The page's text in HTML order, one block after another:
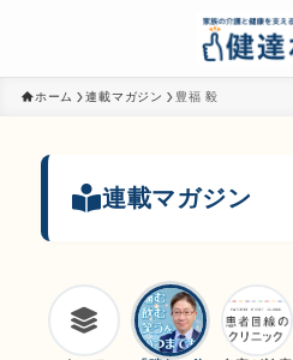
ホーム 連載マガジン 豊福 毅
連載マガジン